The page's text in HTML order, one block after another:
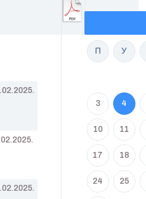
П У
3 4
10 11
17 18
24 25